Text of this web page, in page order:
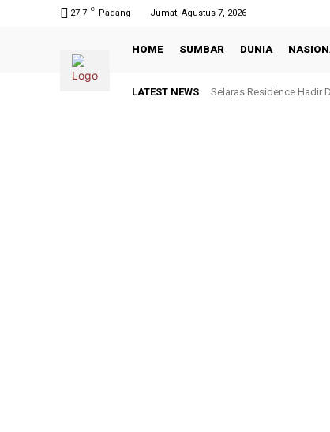
27.7 C Padang Jumat, Agustus 7, 2026
HOME SUMBAR DUNIA
LATEST NEWS Selaras Residence Hadir
Dicoret Tanpa Teguran